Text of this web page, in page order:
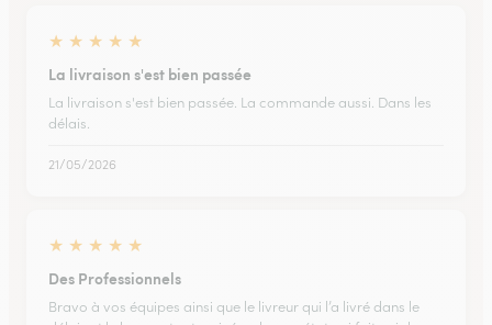
★ ★ ★ ★ ★
La livraison s'est bien passée
La livraison s'est bien passée. La commande aussi. Dans les
délais.
21/05/2026
★ ★ ★ ★ ★
Des Professionnels
Bravo à vos équipes ainsi que le livreur qui l’a livré dans le